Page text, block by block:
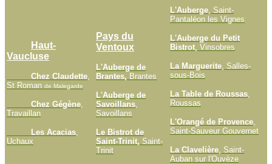
Haut-
Vaucluse
Chez Claudette
St Roman de Malegarde
Chez Gégène
Travaillan
Les Acacias
Uchaux
Pays du
Ventoux
L'Auberge de
Brantes, Brantes
L'Auberge de
Savoillans
Savoillans
Le Bistrot de
Saint-Trinit, Saint-
Trinit
L'Auberge , Saint-
Pantaléon les Vignes
L'Auberge du Petit
Bistrot , Vinsobres
La Marguerite , Salles-
sous-Bois
La Table de Roussas
Roussas
L'Orangé de Provence
Saint-Sauveur Gouvernet
La Clavelière , Saint-
Auban sur l'Ouvèze